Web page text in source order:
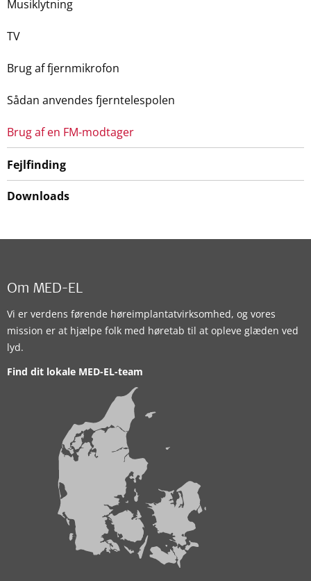
Musiklytning
TV
Brug af fjernmikrofon
Sådan anvendes fjerntelespolen
Brug af en FM-modtager
Fejlfinding
Downloads
Om MED-EL
Vi er verdens førende høreimplantatvirksomhed, og vores
mission er at hjælpe folk med høretab til at opleve glæden ved
lyd.
Find dit lokale MED-EL-team